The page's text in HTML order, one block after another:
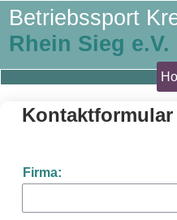
Betriebssport
Rhein Sieg e.V.
Kontaktformular
Firma: